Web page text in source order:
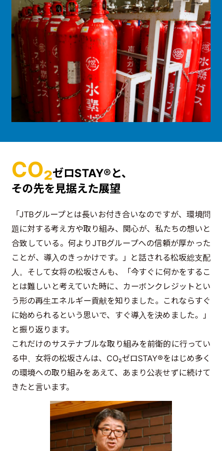
CO₂ゼロSTAY®と、
その先を見据えた展望
「JTBグループとは長いお付き合いなのですが、環境問
題に対する考え方や取り組み、関心が、私たちの想いと
合致している。何よりJTBグループへの信頼が厚かった
ことが、導入のきっかけです。」と話される松坂総支配
人。そして女将の松坂さんも、「今すぐに何かをするこ
とは難しいと考えていた時に、カーボンクレジットとい
う形の再生エネルギー貢献を知りました。これならすぐ
に始められるという思いで、すぐ導入を決めました。」
と振り返ります。
これだけのサステナブルな取り組みを前衛的に行ってい
る中、女将の松坂さんは、CO₂ゼロSTAY®をはじめ多く
の環境への取り組みをあえて、あまり公表せずに続けて
きたと言います。